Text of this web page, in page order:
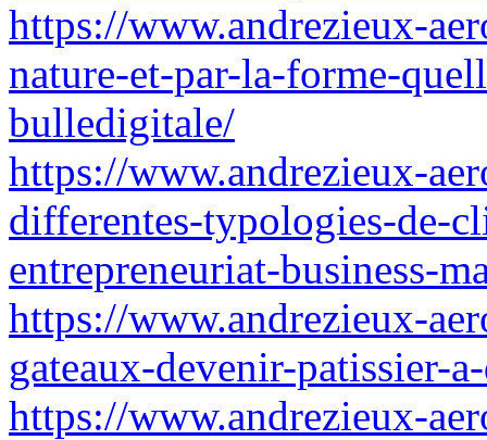
https://www.andrezieux-
nature-et-par-la-forme-
bulledigitale/
https://www.andrezieux-
differentes-typologies-de-
entrepreneuriat-business-
https://www.andrezieux-
gateaux-devenir-patissier-
https://www.andrezieux-